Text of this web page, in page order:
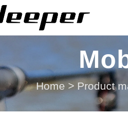
Home > Product